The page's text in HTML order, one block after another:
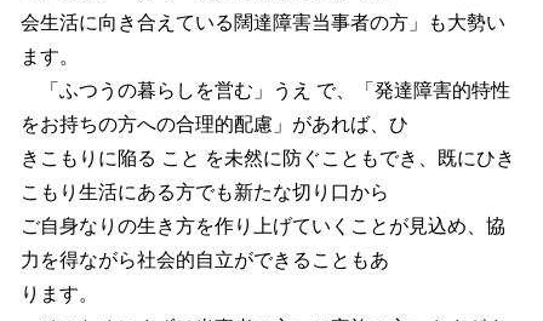
会生活に向き合えている闊達障害当事者の方」も大勢い
ます。
「ふつうの暮らしを営む」うえ で、「発達障害的特性
をお持ちの方への合理的配慮」があれば、ひ
きこもりに陥る こと を未然に防ぐこともでき、既にひき
こもり生活にある方でも新たな切り口から
ご自身なりの生き方を作り上げていくことが見込め、協
力を得ながら社会的自立ができることもあ
ります。